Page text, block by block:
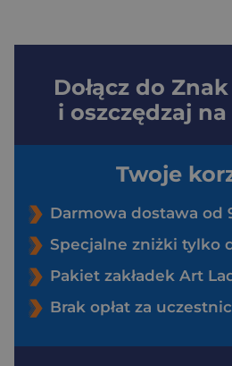
Dołącz do Znak
i oszczędzaj
Twoje
Darmowa dostawa od
Specjalne zniżki tylko
Pakiet zakładek Art
Brak opłat za